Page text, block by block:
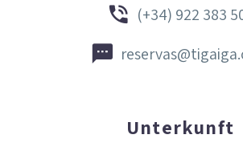

 (+34) 922 383


Unterkunft